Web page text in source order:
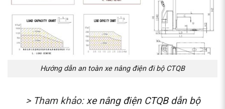
Hướng dẫn an toàn xe nâng điện đi bộ CTQB
> Tham khảo:xe nâng điện CTQB dẫn bộ